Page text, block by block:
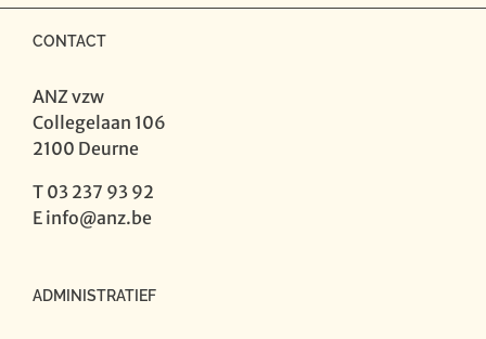
Landeghem,
August
Boeck
aantal
CONTACT
ANZ vzw
Collegelaan 106
2100 Deurne
T 03 237 93 92
E info@anz.be
ADMINISTRATIEF